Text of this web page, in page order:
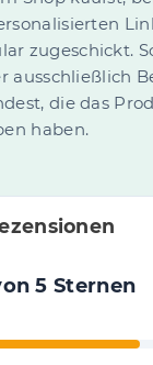
zugeschickt.
ausschließlich
die das
haben.
5 Sternen